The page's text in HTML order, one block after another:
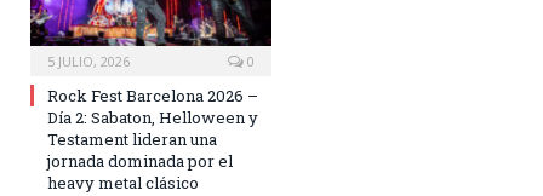
5 JULIO, 2026 0
Rock Fest Barcelona 2026 –
Día 2: Sabaton, Helloween y
Testament lideran una
jornada dominada por el
heavy metal clásico